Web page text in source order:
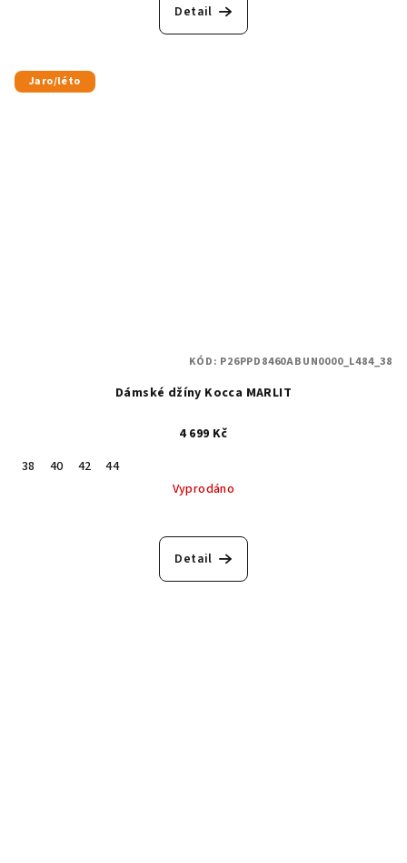
Detail
Jaro/léto
Dámské džíny Kocca MARLIT
4 699 Kč
38
40 42
44
Vyprodáno
Detail
KÓD: P26PPD8460ABUN0000_L484_38